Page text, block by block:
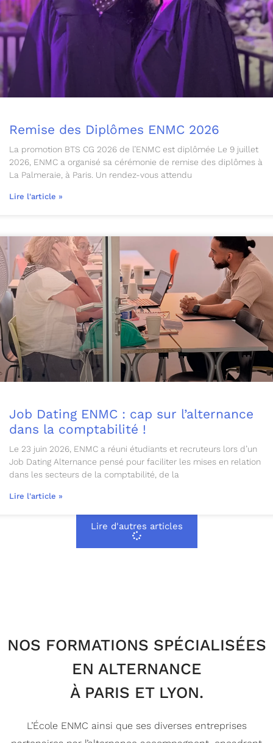
Remise des Diplômes ENMC 2026
La promotion BTS CG 2026 de l’ENMC est diplômée Le 9 juillet
2026, ENMC a organisé sa cérémonie de remise des diplômes à
La Palmeraie, à Paris. Un rendez-vous attendu
Lire l'article »
Job Dating ENMC : cap sur l’alternance
dans la comptabilité !
Le 23 juin 2026, ENMC a réuni étudiants et recruteurs lors d’un
Job Dating Alternance pensé pour faciliter les mises en relation
dans les secteurs de la comptabilité, de la
Lire l'article »
Lire d'autres articles
NOS FORMATIONS SPÉCIALISÉES
EN ALTERNANCE
À PARIS ET LYON.
L’École ENMC ainsi que ses diverses entreprises